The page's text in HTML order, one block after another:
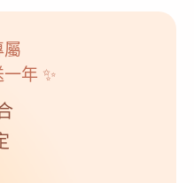
屬
年 ✨